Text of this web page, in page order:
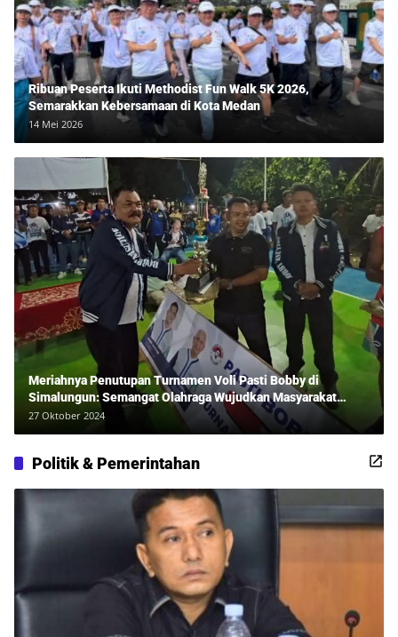
Ribuan Peserta Ikuti Methodist Fun Walk 5K 2026,
Semarakkan Kebersamaan di Kota Medan
14 Mei 2026
Meriahnya Penutupan Turnamen Voli Pasti Bobby di
Simalungun: Semangat Olahraga Wujudkan Masyarakat
Sehat Bersama Erwan Rozadi dan Ribuan Penonton!
27 Oktober 2024
Politik & Pemerintahan